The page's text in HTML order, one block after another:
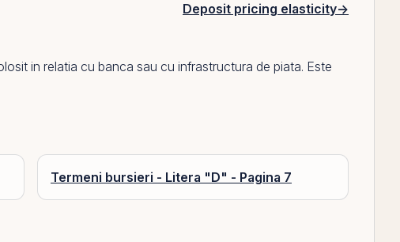
Deposit pricing elasticity→
in relatia cu banca sau cu infrastructura de piata. Este
Termeni bursieri - Litera "D" - Pagina 7